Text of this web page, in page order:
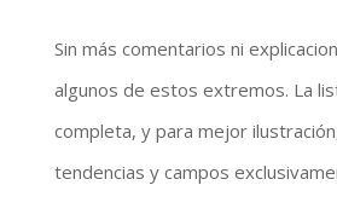
Sin más comentarios ni
algunos de estos extremos. La
completa, y para mejor
tendencias y campos